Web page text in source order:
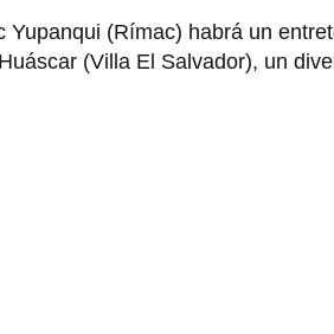
(Rímac) habrá un
(Villa El Salvador), un